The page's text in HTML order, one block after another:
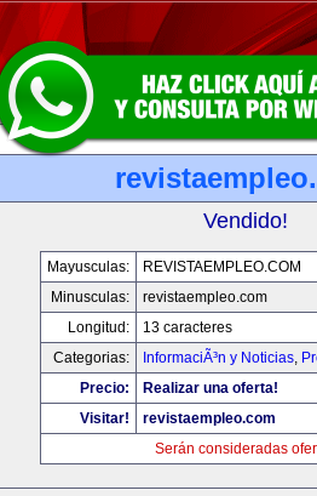
Vendido!
Mayusculas:
REVISTAEMPLEO.COM
Minusculas:
revistaempleo.com
Longitud:
13 caracteres
Categorias:
InformaciÃ³n y Noticias,
Precio:
Realizar una oferta!
Visitar!
revistaempleo.com
Serán consideradas